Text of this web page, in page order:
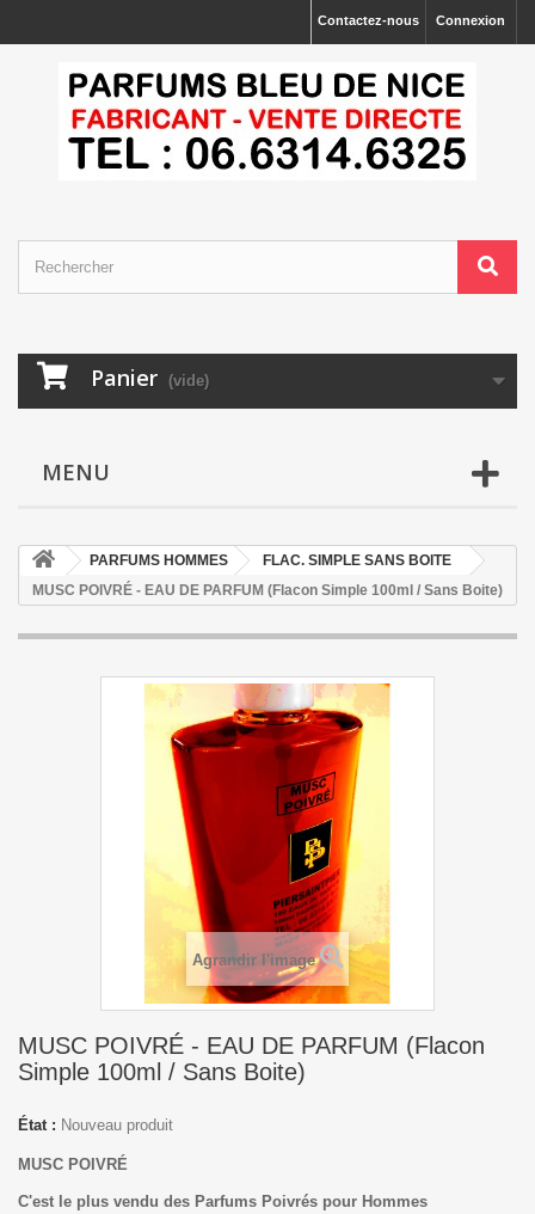
Connexion
Contactez-nous
Panier (vide)
MENU
PARFUMS HOMMES
FLAC. SIMPLE SANS BOITE
MUSC POIVRÉ - EAU DE PARFUM (Flacon Simple 100ml / Sans Boite)
Agrandir l'image
MUSC POIVRÉ - EAU DE PARFUM (Flacon
Simple 100ml / Sans Boite)
État : Nouveau produit
MUSC POIVRÉ
C'est le plus vendu des Parfums Poivrés pour Hommes